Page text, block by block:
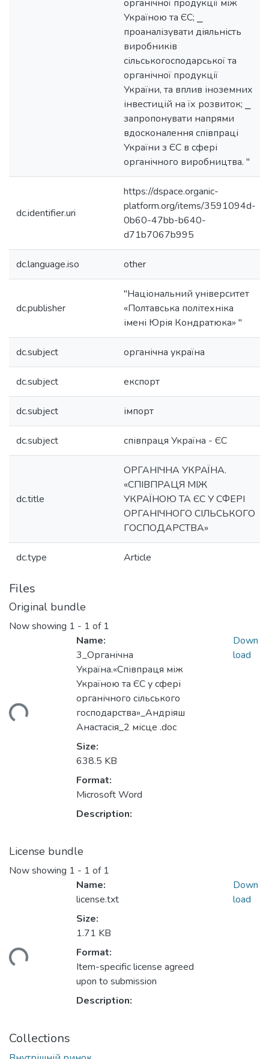
органічної продукції між
Україною та ЄС; ⎯
проаналізувати діяльність
виробників
сільськогосподарської та
органічної продукції
України, та вплив іноземних
інвестицій на їх розвиток; ⎯
запропонувати напрями
вдосконалення співпраці
України з ЄС в сфері
органічного виробництва. "
dc.identifier.uri
https://dspace.organic-
platform.org/items/3591094d-
0b60-47bb-b640-
d71b7067b995
dc.language.iso other
dc.publisher
"Національний університет
«Полтавська політехніка
імені Юрія Кондратюка» "
dc.subject органічна україна
dc.subject експорт
dc.subject імпорт
dc.subject співпраця Україна - ЄС
dc.title
ОРГАНІЧНА УКРАЇНА.
«СПІВПРАЦЯ МІЖ
УКРАЇНОЮ ТА ЄС У СФЕРІ
ОРГАНІЧНОГО СІЛЬСЬКОГО
ГОСПОДАРСТВА»
dc.type Article
Files
Original bundle
Now showing 1 - 1 of 1
Name:
3_Органічна
Україна.«Співпраця між
Україною та ЄС у сфері
органічного сільського
господарства»_Андріяш
Анастасія_2 місце .doc
Size:
638.5 KB
Format:
Microsoft Word
Description:
Down
load
License bundle
Now showing 1 - 1 of 1
Name:
license.txt
Size:
1.71 KB
Format:
Item-specific license agreed
upon to submission
Description:
Down
load
Collections